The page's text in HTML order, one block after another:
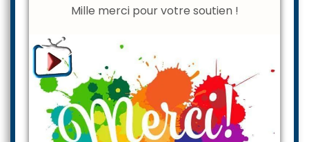
Mille merci pour votre soutien !